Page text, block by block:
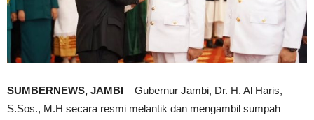
SUMBERNEWS, JAMBI – Gubernur Jambi, Dr. H. Al Haris,
S.Sos., M.H secara resmi melantik dan mengambil sumpah